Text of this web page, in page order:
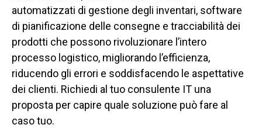
automatizzati di gestione degli inventari, software
di pianificazione delle consegne e tracciabilità dei
prodotti che possono rivoluzionare l’intero
processo logistico, migliorando l’efficienza,
riducendo gli errori e soddisfacendo le aspettative
dei clienti. Richiedi al tuo consulente IT una
proposta per capire quale soluzione può fare al
caso tuo.